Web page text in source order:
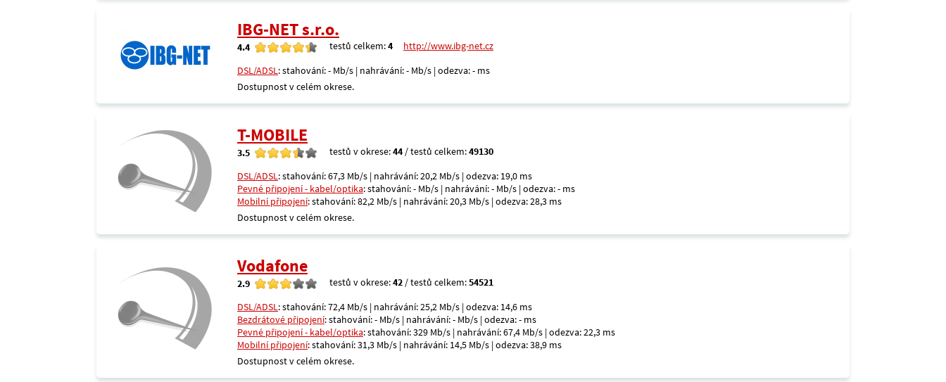
IBG-NET s.r.o.
4.4 testů celkem:4
http://www.ibg-net.cz
DSL/ADSL: stahování: - Mb/s | nahrávání: - Mb/s | odezva: - ms
Dostupnost v celém okrese.
T-MOBILE
3.5 testů v okrese:44 / testů celkem:49130
DSL/ADSL: stahování: 67,3 Mb/s | nahrávání: 20,2 Mb/s | odezva: 19,0 ms
Pevné připojení - kabel/optika: stahování: - Mb/s | nahrávání: - Mb/s | odezva: - ms
Mobilní připojení: stahování: 82,2 Mb/s | nahrávání: 20,3 Mb/s | odezva: 28,3 ms
Dostupnost v celém okrese.
Vodafone
2.9 testů v okrese:42 / testů celkem:54521
DSL/ADSL: stahování: 72,4 Mb/s | nahrávání: 25,2 Mb/s | odezva: 14,6 ms
Bezdrátové připojení: stahování: - Mb/s | nahrávání: - Mb/s | odezva: - ms
Pevné připojení - kabel/optika: stahování: 329 Mb/s | nahrávání: 67,4 Mb/s | odezva: 22,3 ms
Mobilní připojení: stahování: 31,3 Mb/s | nahrávání: 14,5 Mb/s | odezva: 38,9 ms
Dostupnost v celém okrese.